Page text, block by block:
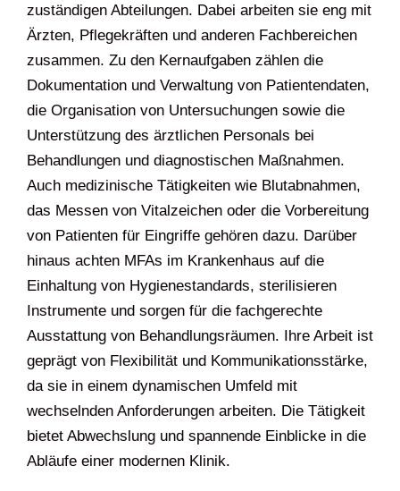
zuständigen Abteilungen. Dabei arbeiten sie eng mit
Ärzten, Pflegekräften und anderen Fachbereichen
zusammen. Zu den Kernaufgaben zählen die
Dokumentation und Verwaltung von Patientendaten,
die Organisation von Untersuchungen sowie die
Unterstützung des ärztlichen Personals bei
Behandlungen und diagnostischen Maßnahmen.
Auch medizinische Tätigkeiten wie Blutabnahmen,
das Messen von Vitalzeichen oder die Vorbereitung
von Patienten für Eingriffe gehören dazu. Darüber
hinaus achten MFAs im Krankenhaus auf die
Einhaltung von Hygienestandards, sterilisieren
Instrumente und sorgen für die fachgerechte
Ausstattung von Behandlungsräumen. Ihre Arbeit ist
geprägt von Flexibilität und Kommunikationsstärke,
da sie in einem dynamischen Umfeld mit
wechselnden Anforderungen arbeiten. Die Tätigkeit
bietet Abwechslung und spannende Einblicke in die
Abläufe einer modernen Klinik.